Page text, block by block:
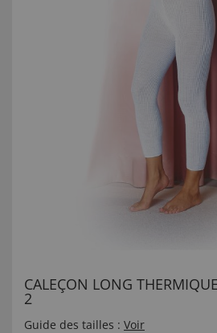
CALEÇON LONG
2
Guide des tailles : Voir